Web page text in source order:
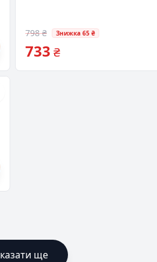
798 ₴ Знижка 65 ₴
733 ₴
ще